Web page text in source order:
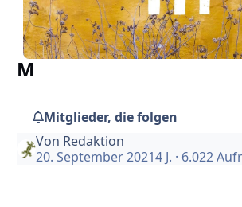
M
Mitglieder, die folgen
Von Redaktion
20. September 20214 J. · 6.022